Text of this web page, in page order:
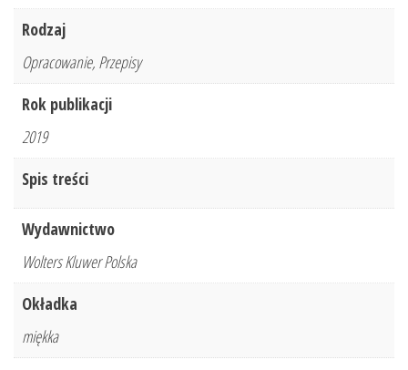
Rodzaj
Opracowanie, Przepisy
Rok publikacji
2019
Spis treści
Wydawnictwo
Wolters Kluwer Polska
Okładka
miękka